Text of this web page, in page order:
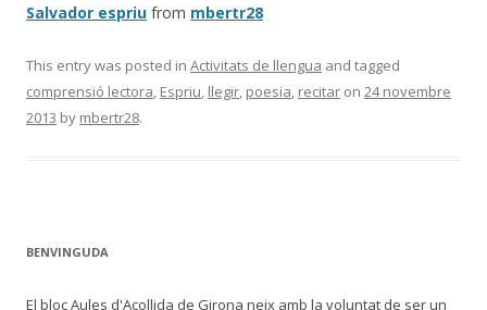
Salvador espriu from mbertr28
This entry was posted in Activitats de llengua and tagged
comprensió lectora, Espriu, llegir, poesia, recitar on 24 novembre
2013 by mbertr28.
BENVINGUDA
El bloc Aules d'Acollida de Girona neix amb la voluntat de ser un